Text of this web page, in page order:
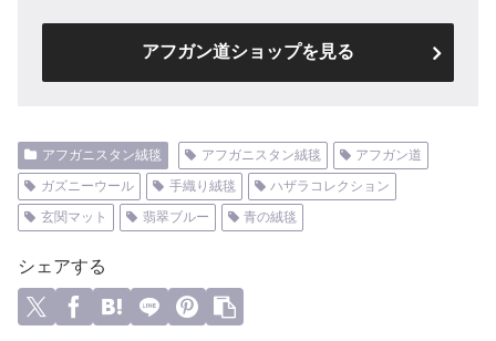
アフガン道ショップを見る
アフガニスタン絨毯 アフガニスタン絨毯
アフガン道
ガズニーウール
手織り絨毯
ハザラコレクション
玄関マット
翡翠ブルー 青の絨毯
シェアする